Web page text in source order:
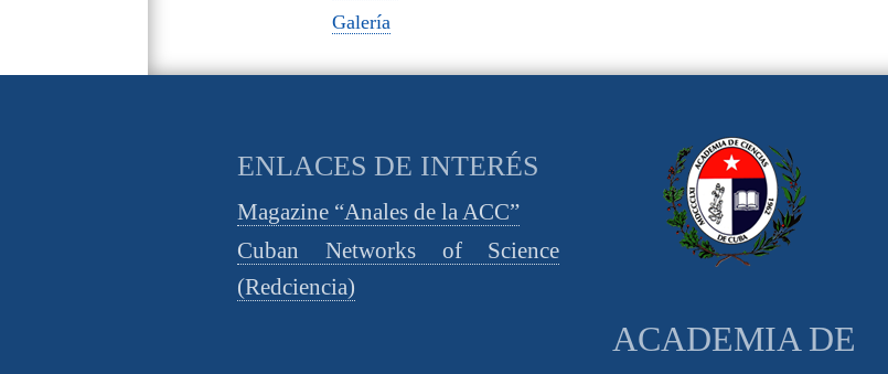
Galería
ENLACES DE INTERÉS
Magazine “Anales de la ACC”
Cuban Networks of Science
(Redciencia)
ACADEMIA DE